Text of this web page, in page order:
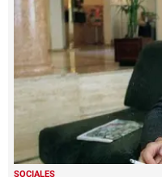
SOCIALES